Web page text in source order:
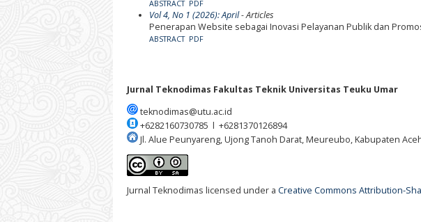
ABSTRACT PDF
Vol 4, No 1 (2026): April- Articles
Penerapan Website sebagai Inovasi Pelayanan Publik dan
ABSTRACT PDF
Jurnal Teknodimas Fakultas Teknik Universitas Teuku Umar
teknodimas@utu.ac.id
+6282160730785 l +6281370126894
Jl. Alue Peunyareng, Ujong Tanoh Darat, Meureubo, Kabupaten
Jurnal Teknodimas licensed under a Creative Commons Attribution-